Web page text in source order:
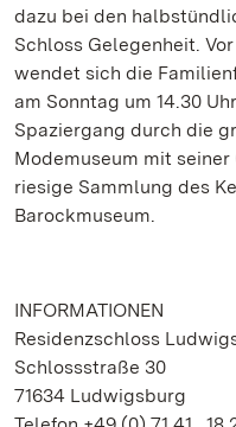
dazu bei den
Schloss Gelegenheit.
wendet sich die
am Sonntag um 14.30
Spaziergang durch die
Modemuseum mit
riesige Sammlung des
Barockmuseum.
INFORMATIONEN
Residenzschloss
Schlossstraße 30
71634 Ludwigsburg